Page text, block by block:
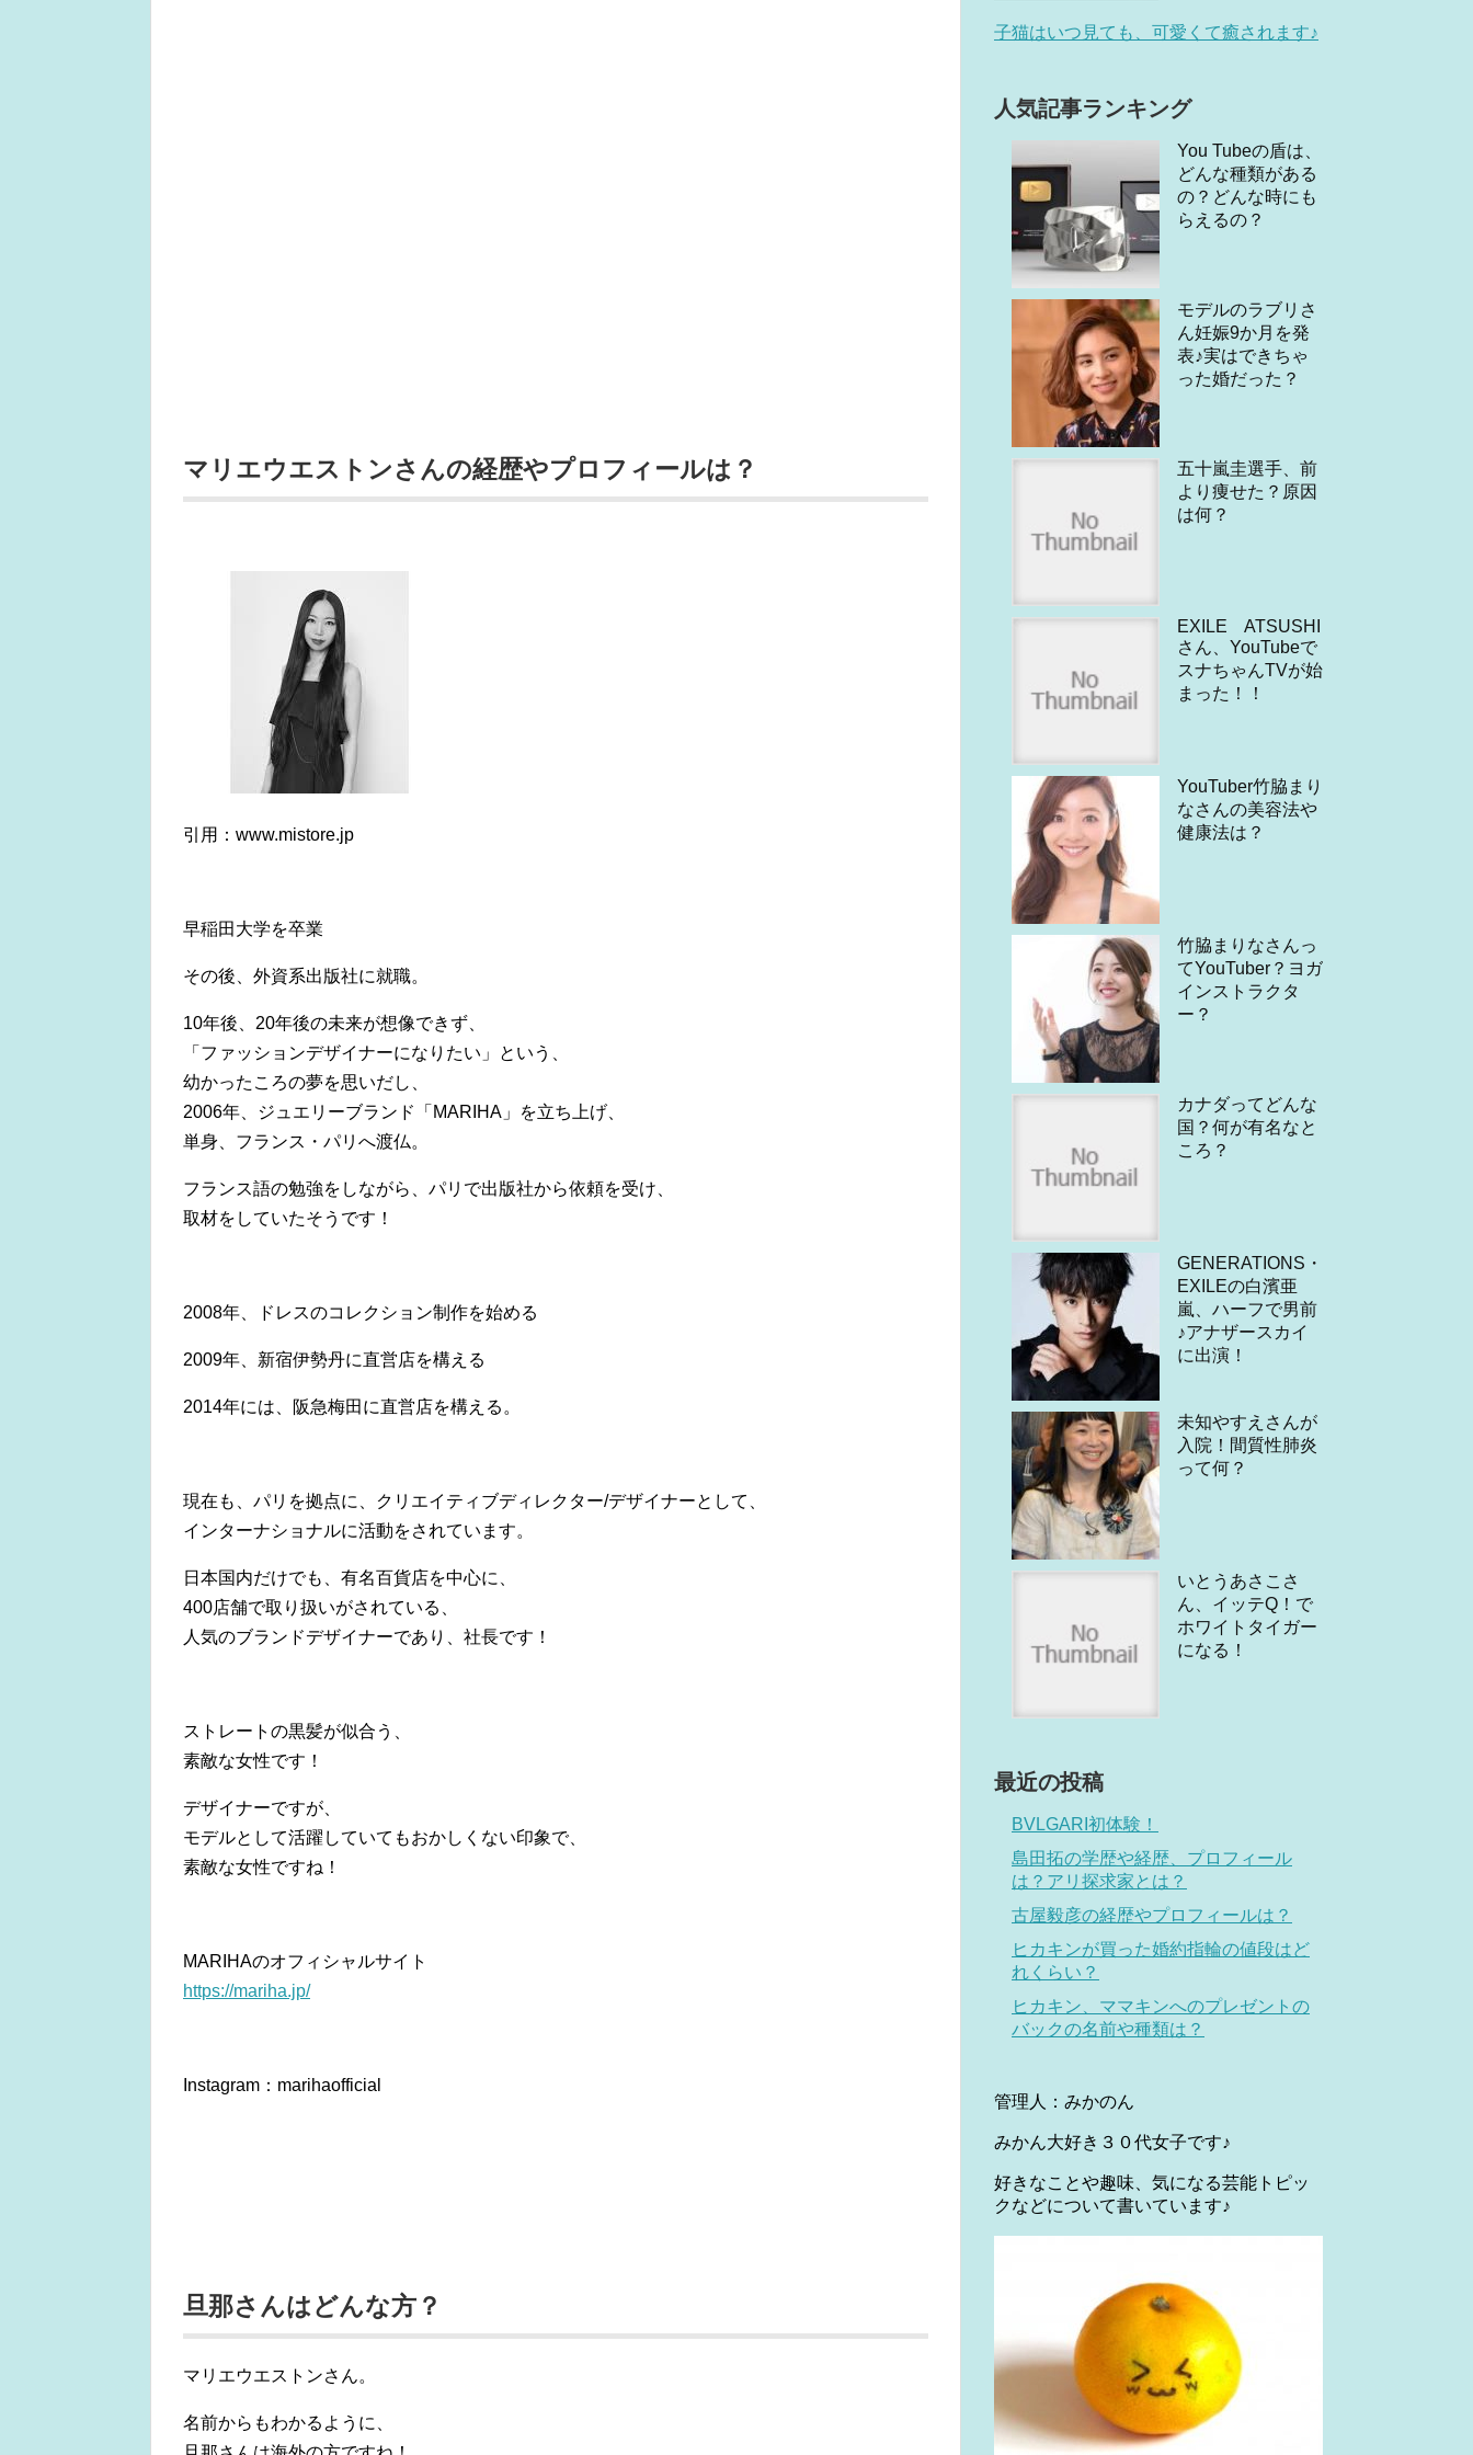
マリエウエストンさんの経歴やプロフィールは？
引用：www.mistore.jp
早稲田大学を卒業
その後、外資系出版社に就職。
10年後、20年後の未来が想像できず、
「ファッションデザイナーになりたい」という、
幼かったころの夢を思いだし、
2006年、ジュエリーブランド「MARIHA」を立ち上げ、
単身、フランス・パリへ渡仏。
フランス語の勉強をしながら、パリで出版社から依頼を受け、
取材をしていたそうです！
2008年、ドレスのコレクション制作を始める
2009年、新宿伊勢丹に直営店を構える
2014年には、阪急梅田に直営店を構える。
現在も、パリを拠点に、クリエイティブディレクター/デザイナーとして、
インターナショナルに活動をされています。
日本国内だけでも、有名百貨店を中心に、
400店舗で取り扱いがされている、
人気のブランドデザイナーであり、社長です！
ストレートの黒髪が似合う、
素敵な女性です！
デザイナーですが、
モデルとして活躍していてもおかしくない印象で、
素敵な女性ですね！
MARIHAのオフィシャルサイト
https://mariha.jp/
Instagram：marihaofficial
旦那さんはどんな方？
マリエウエストンさん。
名前からもわかるように、
子猫はいつ見ても、可愛くて癒されます♪
人気記事ランキング
You Tubeの盾は、
どんな種類がある
の？どんな時にも
らえるの？
モデルのラブリさ
ん妊娠9か月を発
表♪実はできちゃ
った婚だった？
五十嵐圭選手、前
より痩せた？原因
は何？
EXILE ATSUSHI
さん、YouTubeで
スナちゃんTVが始
まった！！
YouTuber竹脇まり
なさんの美容法や
健康法は？
竹脇まりなさんっ
てYouTuber？ヨガ
インストラクタ
ー？
カナダってどんな
国？何が有名なと
ころ？
GENERATIONS・
EXILEの白濱亜
嵐、ハーフで男前
♪アナザースカイ
に出演！
未知やすえさんが
入院！間質性肺炎
って何？
いとうあさこさ
ん、イッテQ！で
ホワイトタイガー
になる！
最近の投稿
BVLGARI初体験！
島田拓の学歴や経歴、プロフィール
は？アリ探求家とは？
古屋毅彦の経歴やプロフィールは？
ヒカキンが買った婚約指輪の値段はど
れくらい？
ヒカキン、ママキンへのプレゼントの
バックの名前や種類は？
管理人：みかのん
みかん大好き３０代女子です♪
好きなことや趣味、気になる芸能トピッ
クなどについて書いています♪